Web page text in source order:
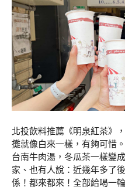
北投飲料推薦《明泉紅茶》
攤就像白來一樣，有夠可惜
台南牛肉湯，冬瓜茶一樣變
家、也有人說：近幾年多了
係！都來都來！全部給喝一